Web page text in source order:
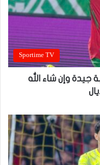
Sportime TV
جيدة وإن شاء الله